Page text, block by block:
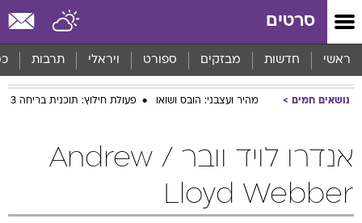
סרטים
ראשי חדשות מבזקים ספורט ויראלי תרבות
נושאים חמים מהיר ועצבני: הובס ושואו פעולת חילוץ: תוכנית בריחה 3
אנדרו לויד וובר / Andrew
Lloyd Webber